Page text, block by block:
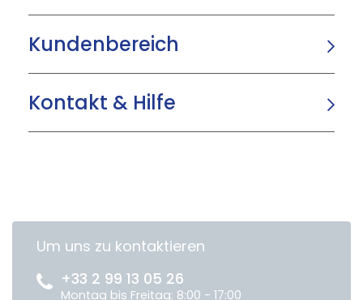
Kundenbereich
Kontakt & Hilfe
Um uns zu kontaktieren
+33 2 99 13 05 26
Montag bis Freitag: 8:00 - 17:00